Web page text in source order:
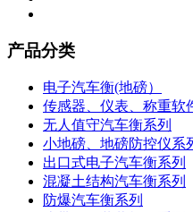
产品分类
电子汽车衡(地磅）
传感器、仪表、称重软
无人值守汽车衡系列
小地磅、地磅防控仪系
出口式电子汽车衡系列
混凝土结构汽车衡系列
防爆汽车衡系列